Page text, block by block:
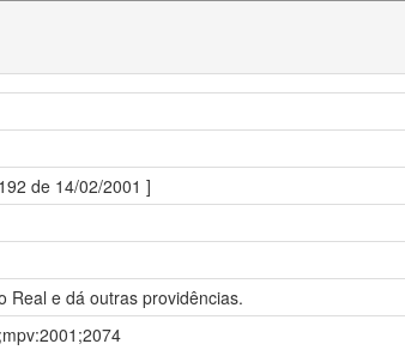
de 14/02/2001 ]
Real e dá outras providências.